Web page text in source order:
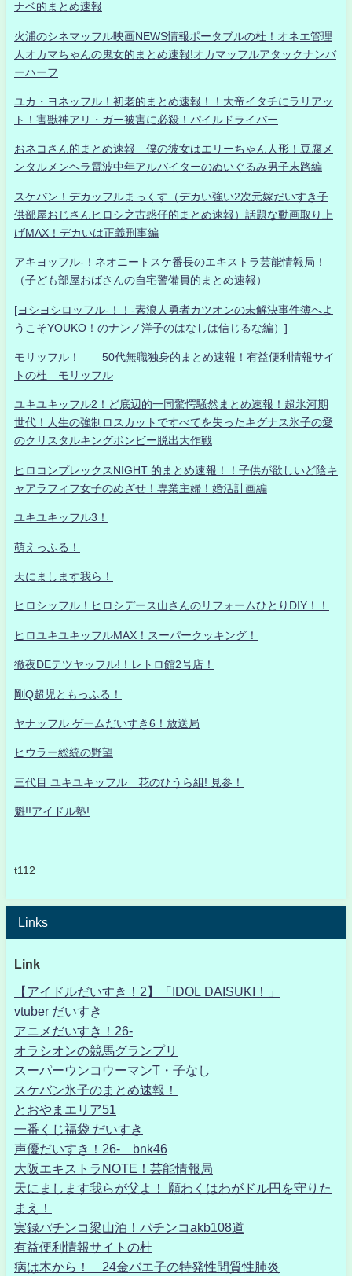
ナベ的まとめ速報
火浦のシネマッフル映画NEWS情報ポータブルの杜！オネエ管理
人オカマちゃんの鬼女的まとめ速報!オカマッフルアタックナンバ
ーハーフ
ユカ・ヨネッフル！初老的まとめ速報！！大帝イタチにラリアッ
ト！害獣神アリ・ガー被害に必殺！パイルドライバー
おネコさん的まとめ速報 僕の彼女はエリーちゃん人形！豆腐メ
ンタルメンヘラ電波中年アルバイターのぬいぐるみ男子末路編
スケバン！デカッフルまっくす（デカい強い2次元嫁だいすき子
供部屋おじさんヒロシ之古惑仔的まとめ速報）話題な動画取り上
げMAX！デカいは正義刑事編
アキヨッフル-！ネオニートスケ番長のエキストラ芸能情報局！
（子ども部屋おばさんの自宅警備員的まとめ速報）
[ヨシヨシロッフル-！！-素浪人勇者カツオンの未解決事件簿へよ
うこそYOUKO！のナンノ洋子のはなしは信じるな編）]
モリッフル！ 50代無職独身的まとめ速報！有益便利情報サイ
トの杜 モリッフル
ユキユキッフル2！ど底辺的一同驚愕騒然まとめ速報！超氷河期
世代！人生の強制ロスカットですべてを失ったキグナス氷子の愛
のクリスタルキングボンビー脱出大作戦
ヒロコンプレックスNIGHT 的まとめ速報！！子供が欲しいど陰キ
ャアラフィフ女子のめざせ！専業主婦！婚活計画編
ユキユキッフル3！
萌えっふる！
天にまします我ら！
ヒロシッフル！ヒロシデース山さんのリフォームひとりDIY！！
ヒロユキユキッフルMAX！スーパークッキング！
徹夜DEテツヤッフル!！レトロ館2号店！
剛Q超児ともっふる！
ヤナッフル ゲームだいすき6！放送局
ヒウラー総統の野望
三代目 ユキユキッフル 花のひうら組! 見参！
魁!!アイドル塾!
t112
Links
Link
【アイドルだいすき！2】「IDOL DAISUKI！」
vtuber だいすき
アニメだいすき！26-
オラシオンの競馬グランプリ
スーパーウンコウーマンT・子なし
スケバン氷子のまとめ速報！
とおやまエリア51
一番くじ福袋 だいすき
声優だいすき！26- bnk46
大阪エキストラNOTE！芸能情報局
天にまします我らが父よ！ 願わくはわがドル円を守りた
まえ！
実録パチンコ梁山泊！パチンコakb108道
有益便利情報サイトの杜
病は木から！ 24金バエ子の特発性間質性肺炎